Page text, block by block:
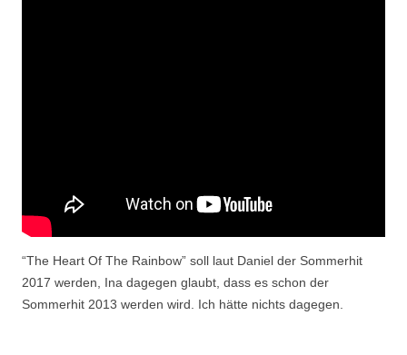
“The Heart Of The Rainbow” soll laut Daniel der Sommerhit
2017 werden, Ina dagegen glaubt, dass es schon der
Sommerhit 2013 werden wird. Ich hätte nichts dagegen.